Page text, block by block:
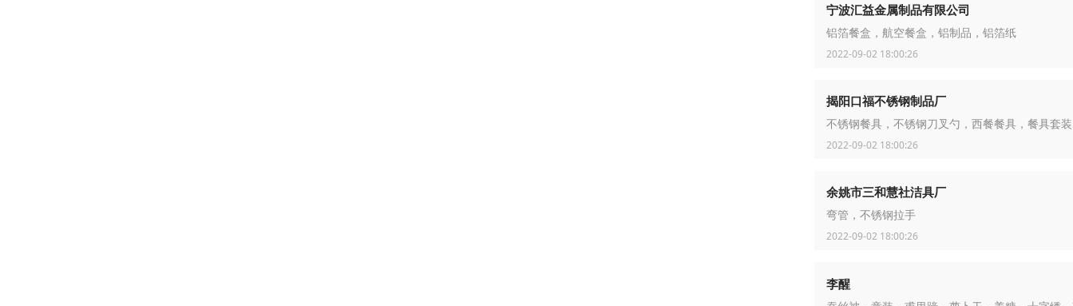
宁波汇益金属制品有限公司
铝箔餐盒，航空餐盒，铝制品，铝箔纸
2022-09-02 18:00:26
揭阳口福不锈钢制品厂
不锈钢餐具，不锈钢刀叉勺，西餐餐具，餐具套装
2022-09-02 18:00:26
余姚市三和慧社洁具厂
弯管，不锈钢拉手
2022-09-02 18:00:26
李醒